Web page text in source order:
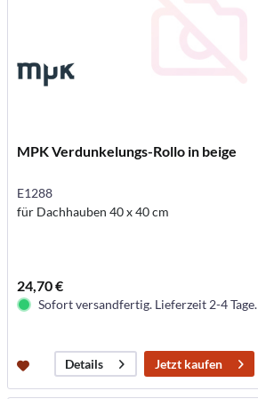
MPK Verdunkelungs-Rollo in beige
E1288
für Dachhauben 40 x 40 cm
24,70 €
Sofort versandfertig. Lieferzeit 2-4 Tage.
Details Jetzt kaufen